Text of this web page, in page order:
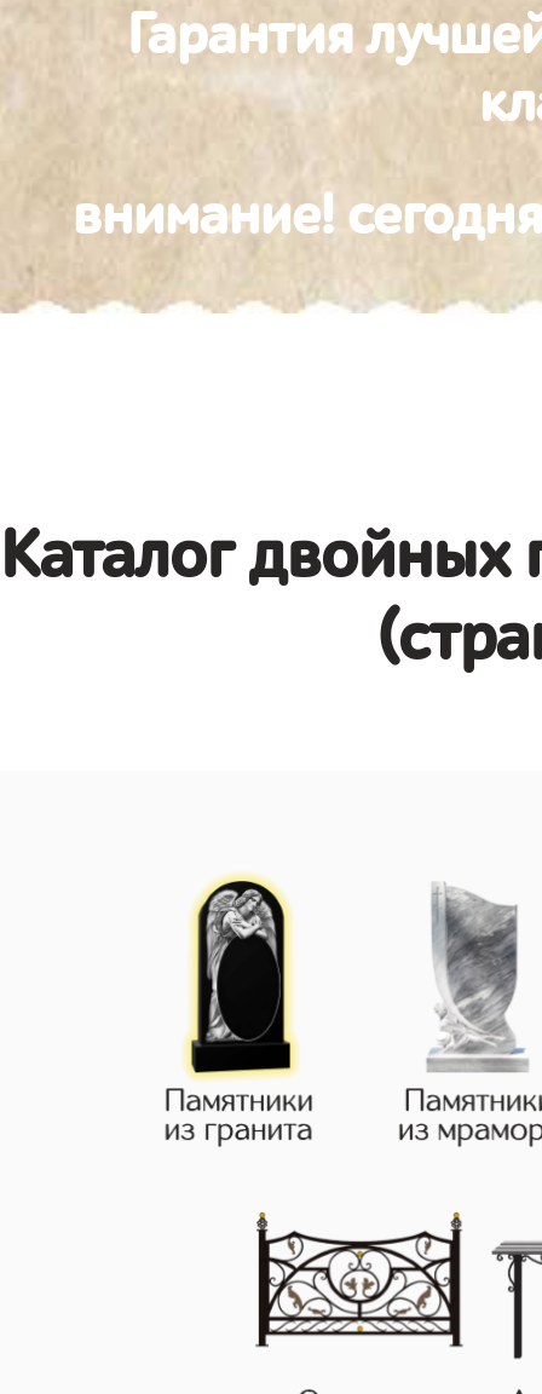
Гарантия
внимание!
Каталог двойных